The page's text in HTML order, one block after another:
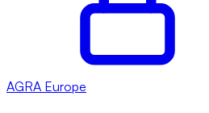
AGRA Europe